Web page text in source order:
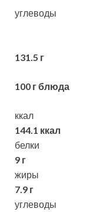
углеводы
131.5 г
100 г блюда
ккал
144.1 ккал
белки
9 г
жиры
7.9 г
углеводы